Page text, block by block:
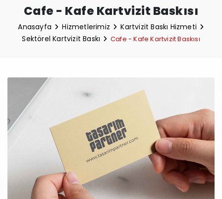
Cafe - Kafe Kartvizit Baskısı
Anasayfa Hizmetlerimiz
Kartvizit Baskı Hizmeti
Sektörel Kartvizit Baskı
Cafe - Kafe Kartvizit Baskısı